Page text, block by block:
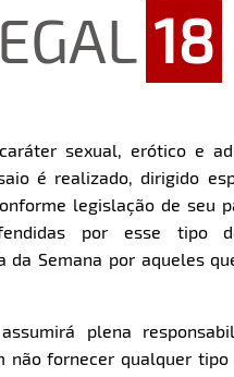
Super Zoom
18
sexual, erótico e
é realizado, dirigido
legislação de seu
por esse tipo
Semana por aqueles
plena
não fornecer qualquer